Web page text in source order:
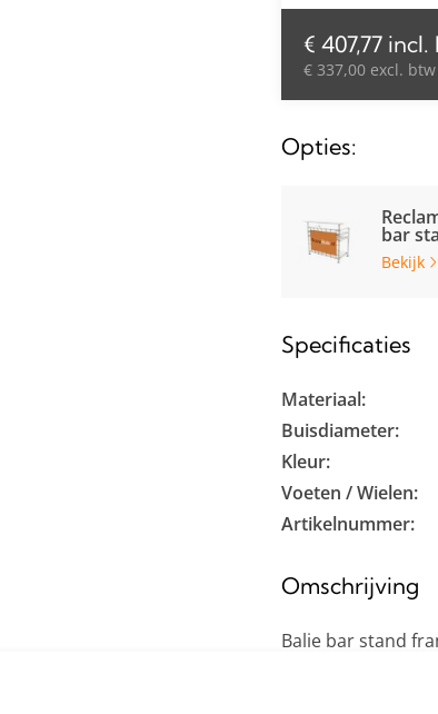
€ 407,77
€ 337,00 excl. btw
Opties:
bar
Bekijk
Specificaties
Materiaal:
Buisdiameter:
Kleur:
Voeten / Wielen:
Artikelnummer:
Omschrijving
Balie bar stand
beurzen en